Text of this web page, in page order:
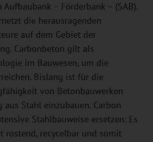
Aufbaubank – Förderbank – (SAB).
die herausragenden
auf dem Gebiet der
Carbonbeton gilt als
im Bauwesen, um die
Bislang ist für die
von Betonbauwerken
aus Stahl einzubauen. Carbon
Stahlbauweise ersetzen: Es
rostend, recycelbar und somit